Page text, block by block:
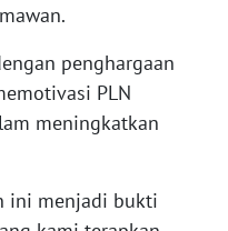
penghargaan
PLN
meningkatkan
ini menjadi bukti